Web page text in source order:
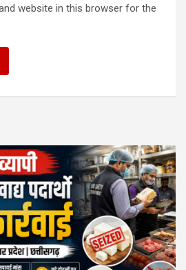
website in this browser for the